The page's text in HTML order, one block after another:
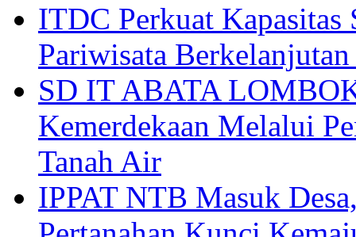
ITDC Perkuat
Pariwisata
SD IT ABATA
Kemerdekaan Melalui
Tanah Air
IPPAT NTB Masuk